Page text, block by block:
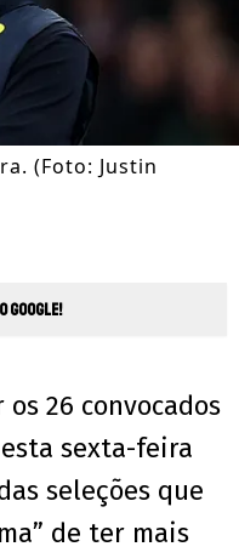
(Foto: Justin
Google!
26 convocados
sexta-feira
seleções que
de ter mais